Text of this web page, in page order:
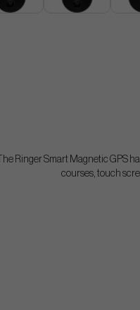
The Ringer Smart Magnetic GPS
courses, touch